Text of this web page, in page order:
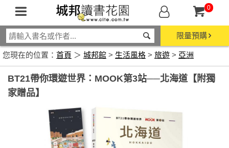
0
限量預購
您現在的位置： 首頁 ＞ 城邦館 > 生活風格 > 旅遊 > 亞洲
BT21帶你環遊世界：MOOK第3站──北海道【附獨
家贈品】